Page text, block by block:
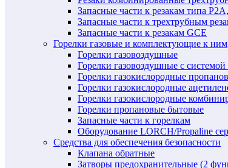
Запасные части к резакам типа
Запасные части к трехтрубным
Запасные части к резакам GCE
Горелки газовые и комплектующие к ним
Горелки газовоздушные
Горелки газовоздушные с
Горелки газокислородные
Горелки газокислородные
Горелки газокислородные
Горелки пропановые бытовые
Запасные части к горелкам
Оборудование LORCH/Propaline
Средства для обеспечения безопасности
Клапана обратные
Затворы предохранительные (2